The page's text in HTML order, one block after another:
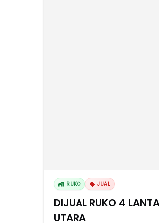
RUKO JUAL
DIJUAL RUKO 4
UTARA